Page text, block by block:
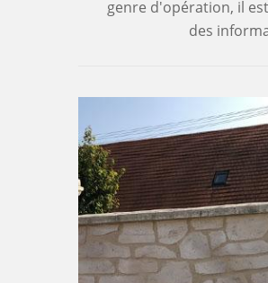
genre d'opération, il
des